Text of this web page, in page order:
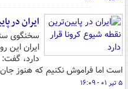
ایران در
سخنگوی
ایران این
دارد،
است اما فراموش نکنیم که هنوز
۵ تیر ۰۱ - ۱۶:۰۹